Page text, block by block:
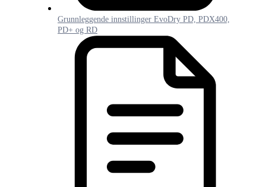
Grunnleggende innstillinger EvoDry PD, PDX400,
PD+ og RD